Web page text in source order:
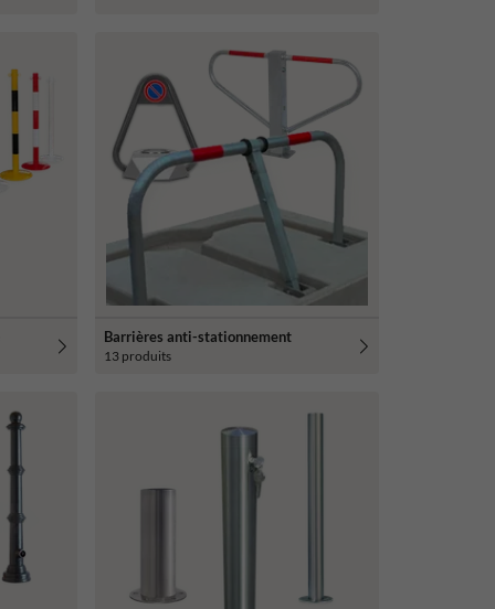
Barrières anti-stationnement
13 produits